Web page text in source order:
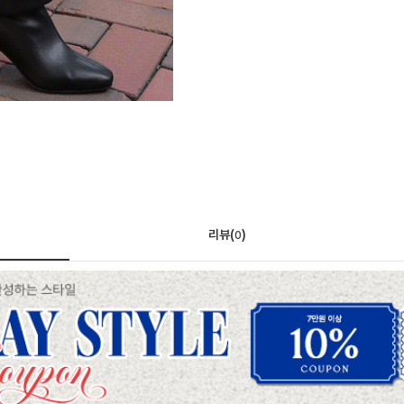
리뷰(0)